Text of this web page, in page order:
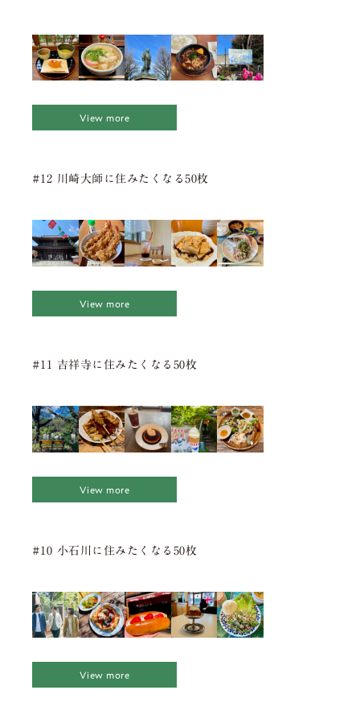
View more
#12 川崎大師に住みたくなる50枚
View more
#11 吉祥寺に住みたくなる50枚
View more
#10 小石川に住みたくなる50枚
View more